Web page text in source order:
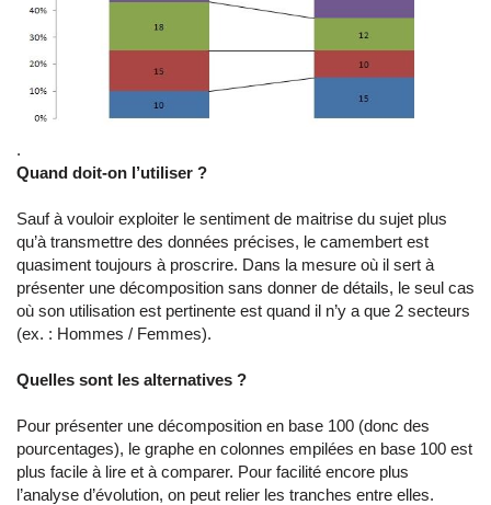
.
Quand doit-on l’utiliser ?
Sauf à vouloir exploiter le sentiment de maitrise du sujet plus
qu’à transmettre des données précises, le camembert est
quasiment toujours à proscrire. Dans la mesure où il sert à
présenter une décomposition sans donner de détails, le seul cas
où son utilisation est pertinente est quand il n’y a que 2 secteurs
(ex. : Hommes / Femmes).
Quelles sont les alternatives ?
Pour présenter une décomposition en base 100 (donc des
pourcentages), le graphe en colonnes empilées en base 100 est
plus facile à lire et à comparer. Pour facilité encore plus
l’analyse d’évolution, on peut relier les tranches entre elles.